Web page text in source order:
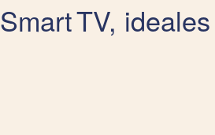
Smart TV,